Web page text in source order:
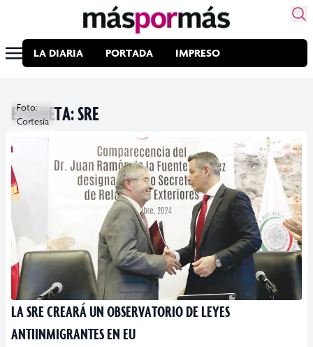
LA DIARIA PORTADA IMPRESO
ETIQUETA:SRE
Foto:
Cortesía
LA SRE CREARÁ UN OBSERVATORIO DE LEYES
ANTIINMIGRANTES EN EU